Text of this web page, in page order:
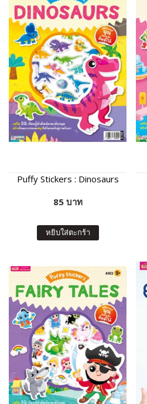
Puffy Stickers : Dinosaurs
85 บาท
หยิบใส่ตะกร้า